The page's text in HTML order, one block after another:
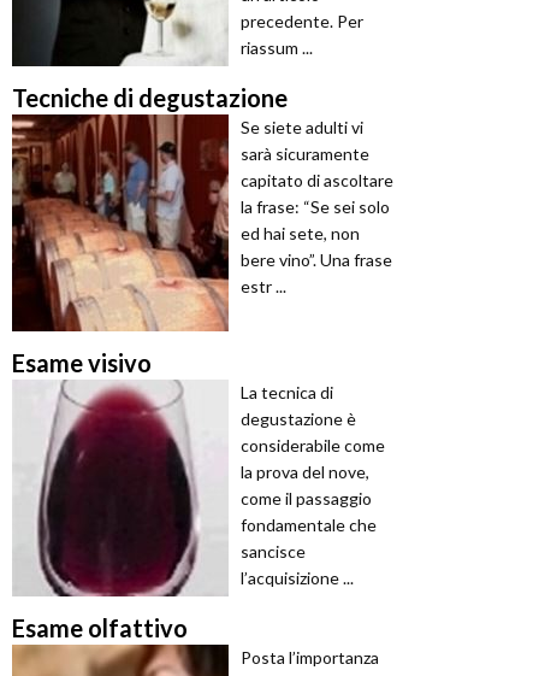
precedente. Per
riassum ...
Tecniche di degustazione
Se siete adulti vi
sarà sicuramente
capitato di ascoltare
la frase: “Se sei solo
ed hai sete, non
bere vino”. Una frase
estr ...
Esame visivo
La tecnica di
degustazione è
considerabile come
la prova del nove,
come il passaggio
fondamentale che
sancisce
l’acquisizione ...
Esame olfattivo
Posta l’importanza